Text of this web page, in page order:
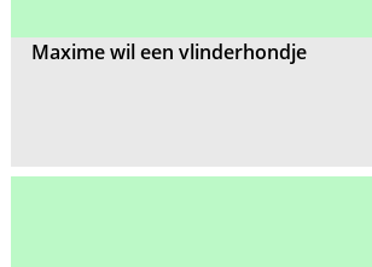
Maxime wil een vlinderhondje